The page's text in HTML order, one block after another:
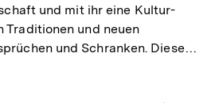
und mit ihr eine Kultur-
Traditionen und neuen
und Schranken. Diese…